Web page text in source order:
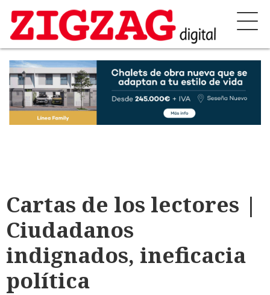
Cartas de los lectores |
Ciudadanos
indignados, ineficacia
política